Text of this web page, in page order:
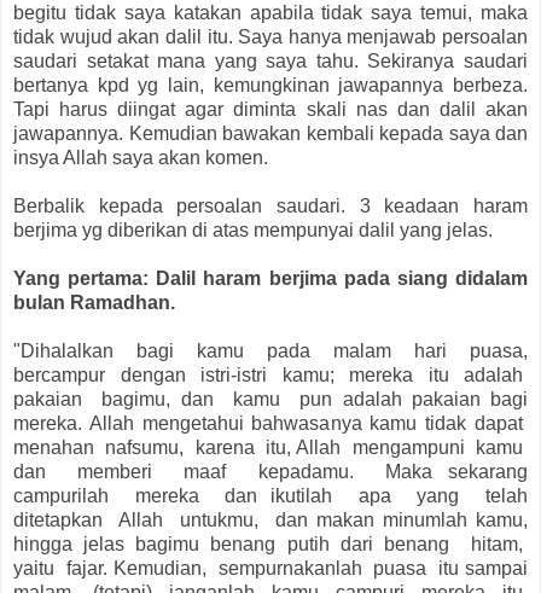
begitu tidak saya katakan apabila tidak saya temui, maka
tidak wujud akan dalil itu. Saya hanya menjawab persoalan
saudari setakat mana yang saya tahu. Sekiranya saudari
bertanya kpd yg lain, kemungkinan jawapannya berbeza.
Tapi harus diingat agar diminta skali nas dan dalil akan
jawapannya. Kemudian bawakan kembali kepada saya dan
insya Allah saya akan komen.
Berbalik kepada persoalan saudari. 3 keadaan haram
berjima yg diberikan di atas mempunyai dalil yang jelas.
Yang pertama: Dalil haram berjima pada siang didalam
bulan Ramadhan.
"Dihalalkan bagi kamu pada malam hari puasa,
bercampur dengan istri-istri kamu; mereka itu adalah
pakaian bagimu, dan kamu pun adalah pakaian bagi
mereka. Allah mengetahui bahwasanya kamu tidak dapat
menahan nafsumu, karena itu, Allah mengampuni kamu
dan memberi maaf kepadamu. Maka sekarang
campurilah mereka dan ikutilah apa yang telah
ditetapkan Allah untukmu, dan makan minumlah kamu,
hingga jelas bagimu benang putih dari benang hitam,
yaitu fajar. Kemudian, sempurnakanlah puasa itu sampai